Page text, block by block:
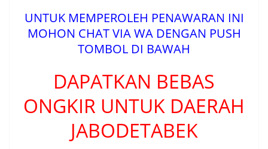
UNTUK MEMPEROLEH PENAWARAN INI
MOHON CHAT VIA WA DENGAN PUSH
TOMBOL DI BAWAH
DAPATKAN BEBAS
ONGKIR UNTUK DAERAH
JABODETABEK